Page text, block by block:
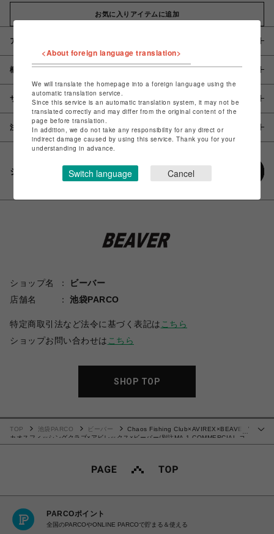
お気に入りアイテムに追加
アイテム説明 / 素材
概要
サイズ
注意事項
シェアする
ショップ名
ビーバー
店舗名
池袋PARCO
特定商取引法など法令に基づく表記は こちら
ショップお問い合わせは こちら
SHOP TOP
TOP 池袋PARCO ビーバー
Chaos Fishing Club×AVIREX×BEAVER/
カオスフィッシングクラブ×アビレックス×ビーバー/別注MA-1 COMMERCIAL コ
マーシャル
PARCOポイント
全国のPARCOやONLINE PARCOで貯まる＆使える
<About foreign language translation>
We will translate the homepage into a foreign language using the
automatic translation service.
Since this service is an automatic translation system, it may not be
translated correctly and may differ from the original content of the
page before translation.
In addition, we do not take any responsibility for any direct or
indirect damage caused by using this service. Thank you for your
understanding in advance.
Switch language Cancel